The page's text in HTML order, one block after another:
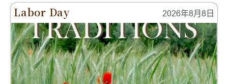
Labor Day 2026年8月8日